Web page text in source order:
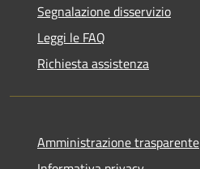
Segnalazione disservizio
Leggi le FAQ
Richiesta assistenza
Amministrazione trasparente